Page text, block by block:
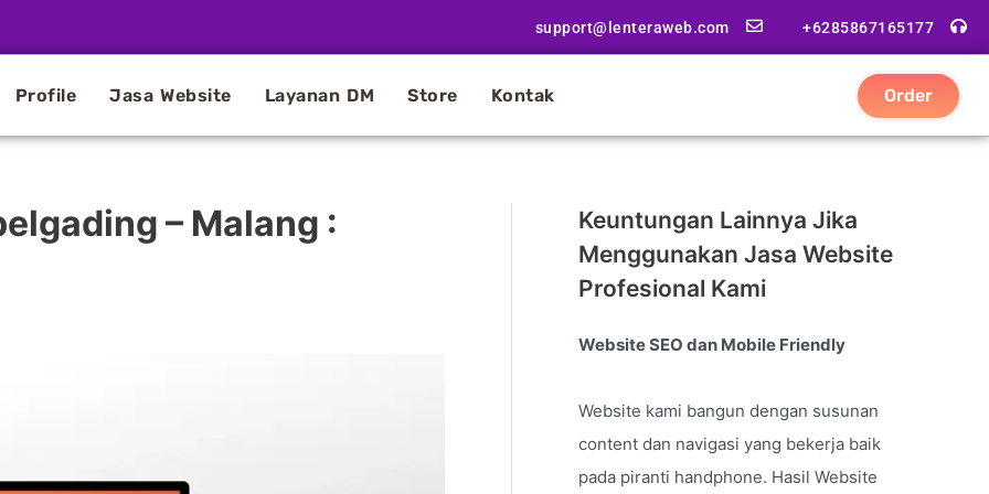
support@lenteraweb.com +6285867165177
Profile Jasa Website Layanan DM Store Kontak Order
– Malang :
Keuntungan Lainnya Jika
Menggunakan Jasa Website
Profesional Kami
Website SEO dan Mobile Friendly
Website kami bangun dengan susunan
content dan navigasi yang bekerja baik
pada piranti handphone. Hasil Website